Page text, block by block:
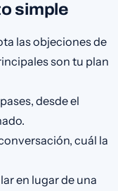
simple
las objeciones de
son tu plan
desde el
cuál la
en lugar de una